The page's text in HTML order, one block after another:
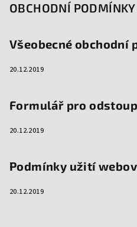
OBCHODNÍ PODMÍNKY
Všeobecné obchodní
20.12.2019
Formulář pro
20.12.2019
Podmínky užití
20.12.2019